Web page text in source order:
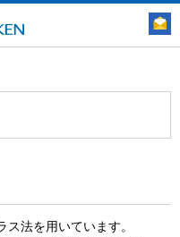
法を用いています。